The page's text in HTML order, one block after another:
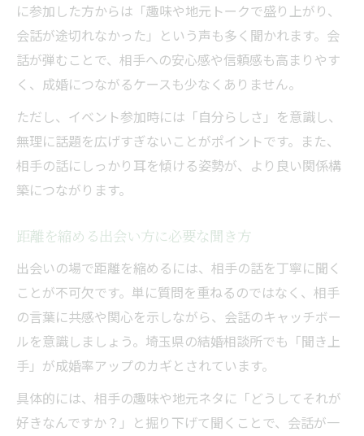
に参加した方からは「趣味や地元トークで盛り上がり、
会話が途切れなかった」という声も多く聞かれます。会
話が弾むことで、相手への安心感や信頼感も高まりやす
く、成婚につながるケースも少なくありません。
ただし、イベント参加時には「自分らしさ」を意識し、
無理に話題を広げすぎないことがポイントです。また、
相手の話にしっかり耳を傾ける姿勢が、より良い関係構
築につながります。
距離を縮める出会い方に必要な聞き方
出会いの場で距離を縮めるには、相手の話を丁寧に聞く
ことが不可欠です。単に質問を重ねるのではなく、相手
の言葉に共感や関心を示しながら、会話のキャッチボー
ルを意識しましょう。埼玉県の結婚相談所でも「聞き上
手」が成婚率アップのカギとされています。
具体的には、相手の趣味や地元ネタに「どうしてそれが
好きなんですか？」と掘り下げて聞くことで、会話が一